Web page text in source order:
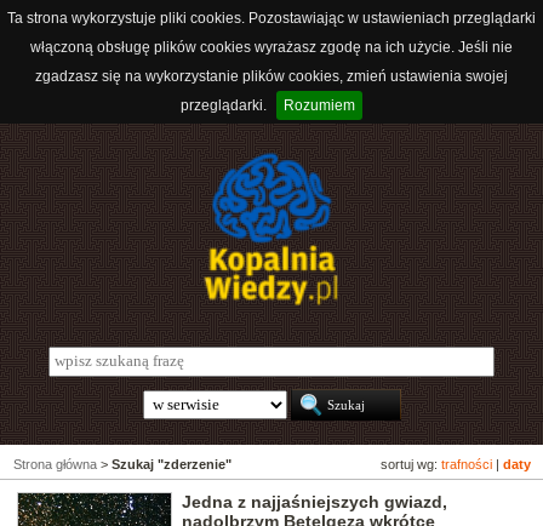
Ta strona wykorzystuje pliki cookies. Pozostawiając w ustawieniach przeglądarki
włączoną obsługę plików cookies wyrażasz zgodę na ich użycie. Jeśli nie
zgadzasz się na wykorzystanie plików cookies, zmień ustawienia swojej
przeglądarki.
Rozumiem
sortuj wg: trafności daty
Strona główna > Szukaj "zderzenie"
Jedna z najjaśniejszych gwiazd,
nadolbrzym Betelgeza wkrótce